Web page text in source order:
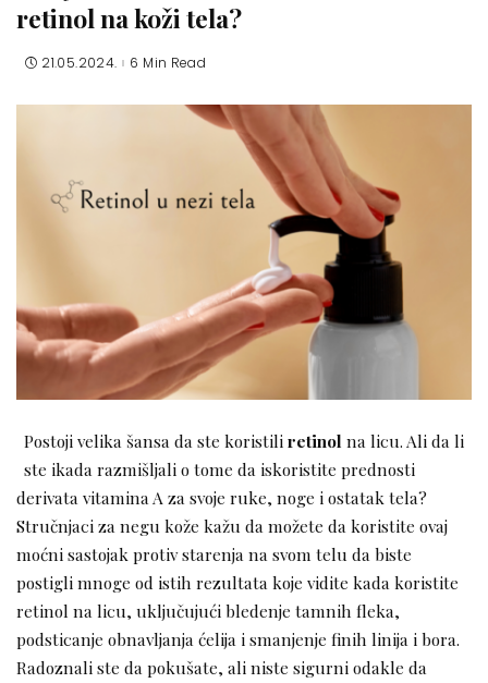
retinol na koži tela?
21.05.2024. 6 Min Read
Postoji velika šansa da ste koristiliretinol na licu. Ali da li
ste ikada razmišljali o tome da iskoristite prednosti
derivata vitamina A za svoje ruke, noge i ostatak tela?
Stručnjaci za negu kože kažu da možete da koristite ovaj
moćni sastojak protiv starenja na svom telu da biste
postigli mnoge od istih rezultata koje vidite kada koristite
retinol na licu, uključujući bledenje tamnih fleka,
podsticanje obnavljanja ćelija i smanjenje finih linija i bora.
Radoznali ste da pokušate, ali niste sigurni odakle da